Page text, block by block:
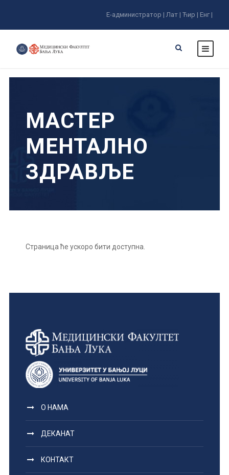
Е-администратор | Лат | Ћир | Енг |
МАСТЕР
МЕНТАЛНО
ЗДРАВЉЕ
Страница ће ускоро бити доступна.
О НАМА
ДЕКАНАТ
КОНТАКТ